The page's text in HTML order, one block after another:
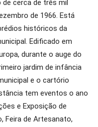
cerca de três mil
de 1966. Está
históricos da
Edificado em
durante o auge do
jardim de infância
e o cartório
tem eventos o ano
e Exposição de
Feira de Artesanato,